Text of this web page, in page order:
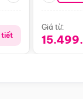
tiết
Giá từ: